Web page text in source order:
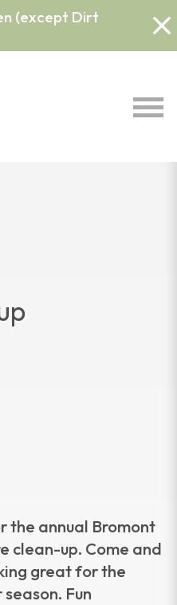
(except Dirt
the annual Bromont
clean-up. Come and
great for the
Fun